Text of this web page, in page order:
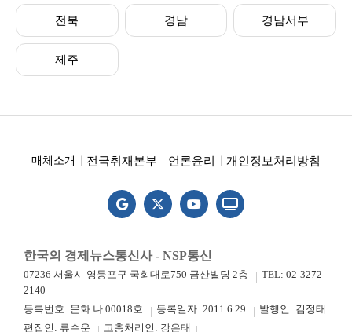
전북 경남 경남서부
제주
매체소개 전국취재본부 언론윤리 개인정보처리방침
한국의 경제뉴스통신사 - NSP통신
07236 서울시 영등포구 국회대로750 금산빌딩 2층
TEL: 02-3272-
2140
등록번호: 문화 나 00018호
등록일자: 2011.6.29
발행인: 김정태
편집인: 류수운
고충처리인: 강은태